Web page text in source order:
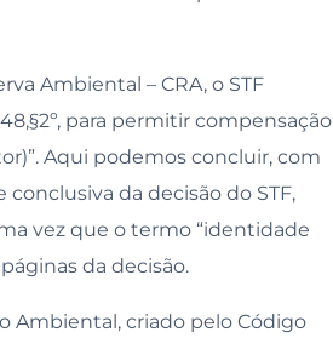
Ambiental – CRA, o STF
para permitir compensação
Aqui podemos concluir, com
da decisão do STF,
vez que o termo “identidade
da decisão.
Ambiental, criado pelo Código